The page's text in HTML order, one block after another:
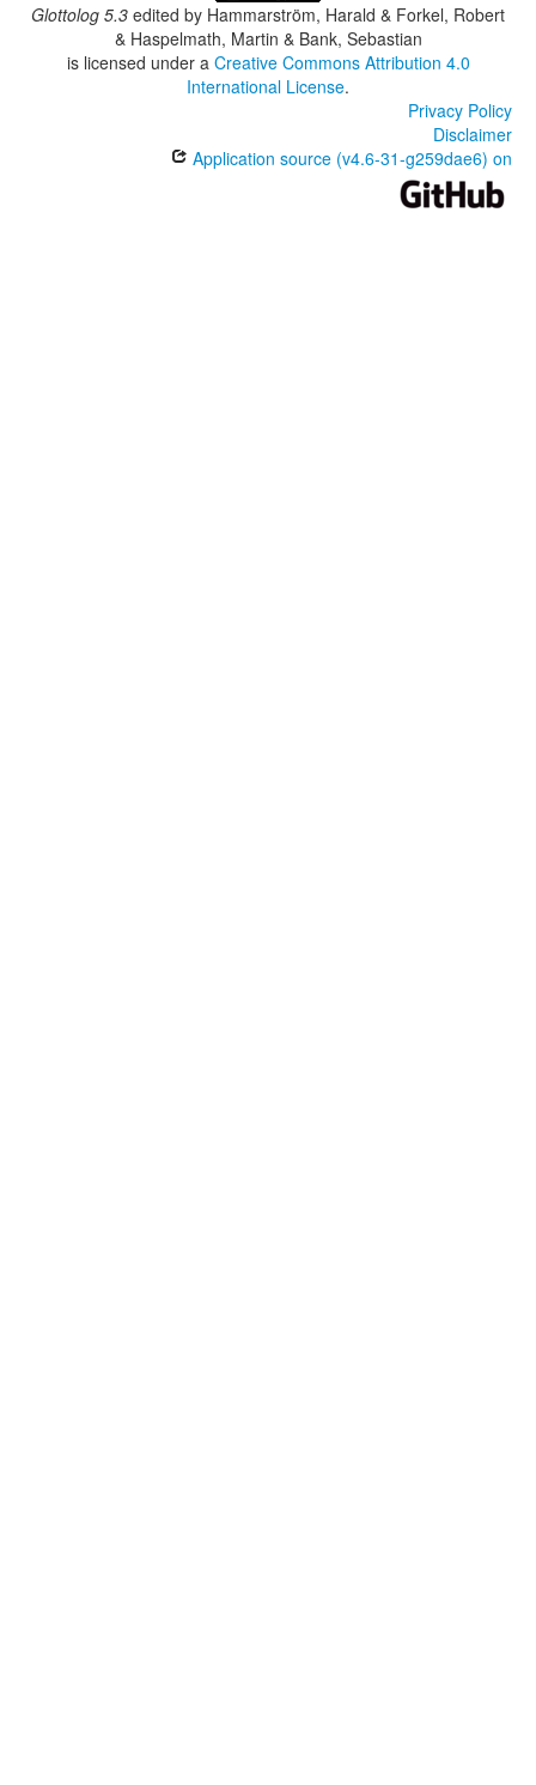
Glottolog 5.3 edited by Hammarström, Harald & Forkel, Robert
& Haspelmath, Martin & Bank, Sebastian
is licensed under a Creative Commons Attribution 4.0
International License.
Privacy Policy
Disclaimer
Application source (v4.6-31-g259dae6) on